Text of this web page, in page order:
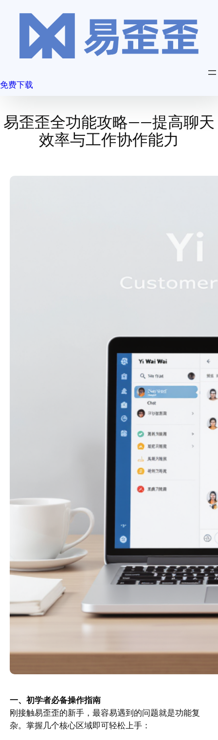
免费下载
易歪歪全功能攻略——提高聊天
效率与工作协作能力
一、初学者必备操作指南
刚接触易歪歪的新手，最容易遇到的问题就是功能复
杂。掌握几个核心区域即可轻松上手：